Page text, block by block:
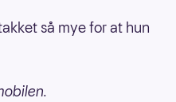
så mye for at hun